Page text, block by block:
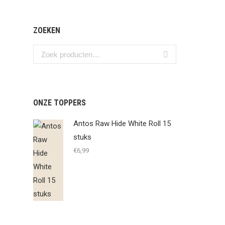
ZOEKEN
ONZE TOPPERS
Antos Raw Hide White Roll 15
stuks
€6,99